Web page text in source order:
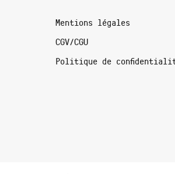
Mentions légales
CGV/CGU
Politique de